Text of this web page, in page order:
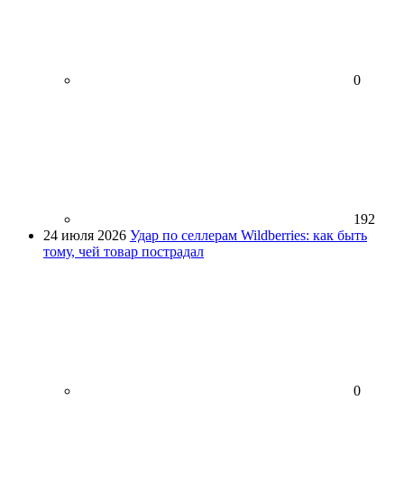
0
192
24 июля 2026 Удар по селлерам Wildberries: как быть
тому, чей товар пострадал
0